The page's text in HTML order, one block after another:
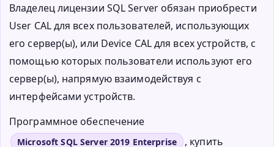
Владелец лицензии SQL Server обязан приобрести
User CAL для всех пользователей, использующих
его сервер(ы), или Device CAL для всех устройств, с
помощью которых пользователи используют его
сервер(ы), напрямую взаимодействуя с
интерфейсами устройств.
Программное обеспечение
Microsoft SQL Server 2019 Enterprise
, купить